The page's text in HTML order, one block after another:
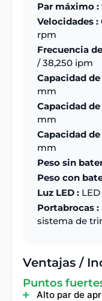
Par máximo :
Velocidades :
rpm
Frecuencia
/ 38,250 ipm
Capacidad
mm
Capacidad
mm
Capacidad
mm
Peso sin
Peso con
Luz LED :
Portabrocas :
sistema de
Ventajas /
Puntos
Alto par de